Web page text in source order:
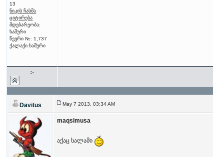
13
ნიკის ჩასმა
ციტირება
მდებარეობა:
ხაშური
წევრი №: 1,737
ქალაქი:ხაშური
>
Davitus May 7 2013, 03:34 AM
maqsimusa
აქაც სალამი